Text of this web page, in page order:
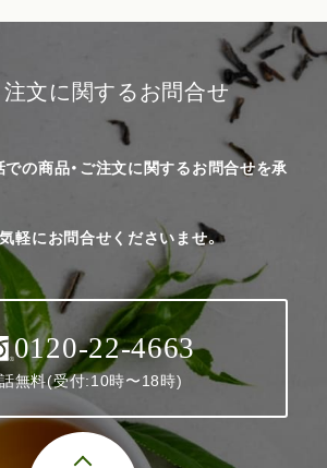
文に関するお問合せ
の商品・ご注文に関するお問合せを承
軽にお問合せくださいませ。
0120-22-4663
無料(受付:10時〜18時)